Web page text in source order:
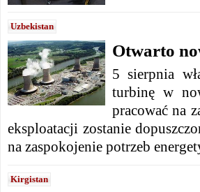
Uzbekistan
Otwarto
5 sierpnia
turbinę w
pracować na
eksploatacji zostanie
na zaspokojenie potrzeb
Kirgistan